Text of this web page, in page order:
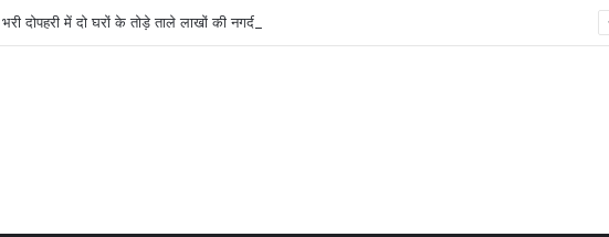
दोपहरी में दो घरों के तोड़े ताले लाखों की नगदी ले भागे ।